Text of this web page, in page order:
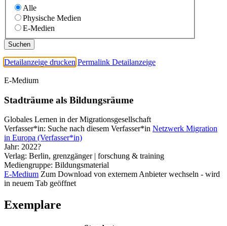
Alle
Physische Medien
E-Medien
Detailanzeige drucken Permalink Detailanzeige
E-Medium
Stadträume als Bildungsräume
Globales Lernen in der Migrationsgesellschaft
Verfasser*in: Suche nach diesem Verfasser*in Netzwerk Migration
in Europa (Verfasser*in)
Jahr: 2022?
Verlag: Berlin, grenzgänger | forschung & training
Mediengruppe: Bildungsmaterial
E-Medium Zum Download von externem Anbieter wechseln - wird
in neuem Tab geöffnet
Exemplare